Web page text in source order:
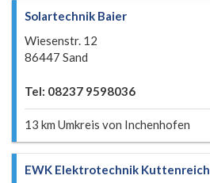
Solartechnik Baier
Wiesenstr. 12
86447 Sand
Tel: 08237 9598036
13 km Umkreis von Inchenhofen
EWK Elektrotechnik Kuttenreich